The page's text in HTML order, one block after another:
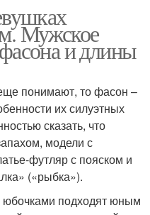
Мужское
и длины
понимают, то фасон –
их силуэтных
сказать, что
модели с
футляр с пояском и
(«рыбка»).
подходят юным